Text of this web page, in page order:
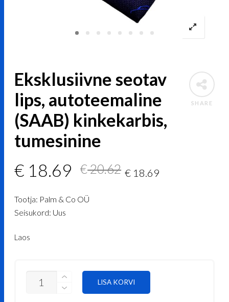
SHARE
Eksklusiivne seotav
lips, autoteemaline
(SAAB) kinkekarbis,
tumesinine
€20.62 Algne
€ 18.69
Current
€ 18.69
Tootja: Palm & Co OÜ
Seisukord: Uus
Laos
EKSKLUSIIVNE
SEOTAV
LISA KORVI